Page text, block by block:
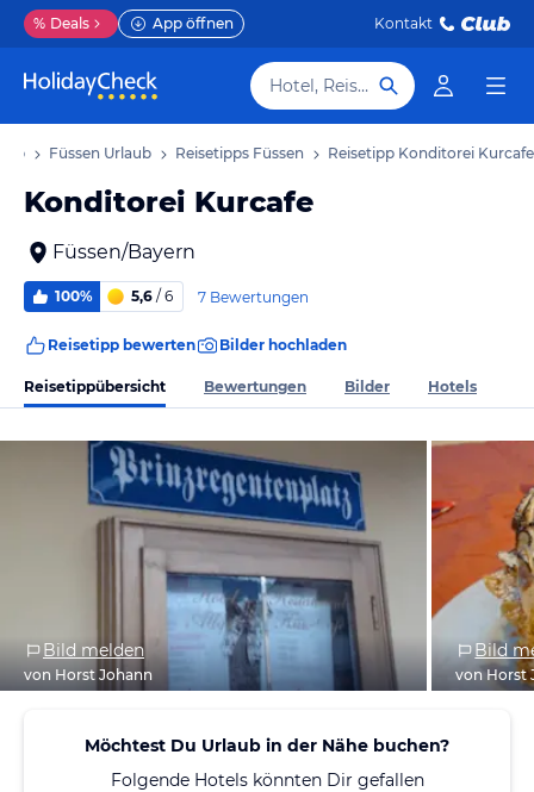
% Deals App öffnen Kontakt
Hotel, Reiseziel
Füssen Urlaub Reisetipps Füssen Reisetipp Konditorei Kurcafe
Konditorei Kurcafe
Füssen/Bayern
100% 5,6 / 6 7 Bewertungen
Reisetipp bewerten Bilder hochladen
Reisetippübersicht Bewertungen Bilder Hotels
Bild melden
von Horst Johann
Bild
von Horst
Möchtest Du Urlaub in der Nähe buchen?
Folgende Hotels könnten Dir gefallen